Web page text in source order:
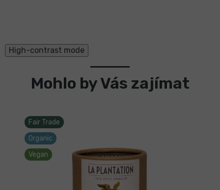
High-contrast mode
Mohlo by Vás zajímat
Fair Trade
Organic
Vegan